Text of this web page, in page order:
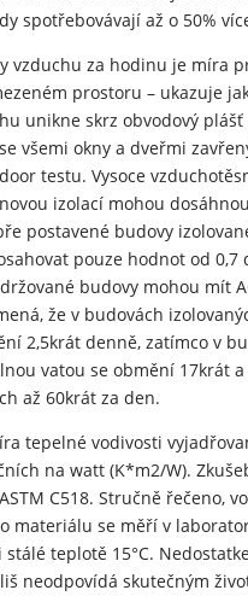
spotřebovávají až o 50%
vzduchu za hodinu je míra
prostoru – ukazuje
unikne skrz obvodový plášť
všemi okny a dveřmi
testu. Vysoce
izolací mohou
postavené budovy
pouze hodnot od 0,7
budovy mohou mít
že v budovách
2,5krát denně, zatímco v
vatou se obmění 17krát a
až 60krát za den.
tepelné vodivosti
na watt (K*m2/W).
C518. Stručně řečeno,
materiálu se měří v
teplotě 15°C.
neodpovídá skutečným
obsahu a